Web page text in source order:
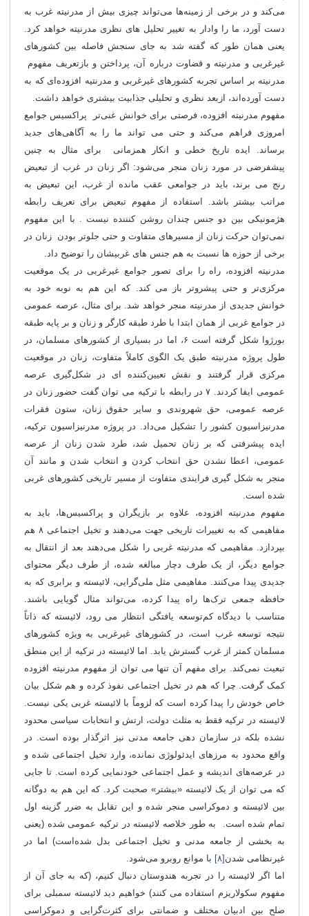
می‌کند و در برخی از زمینه‌ها می‌تواند چیزی بیش از مدرنیته غرب به
دست آورد، ما را وادار به تغییر تحلیل های نظری مدرنیته خواهد کرد.
یعنی همان طور که گفته شد به جای سنجش فاصله بین کشورهای
غیرغربی و مدرنیته و قضاوت درباره آن، پرداختن و بازتعریف مفهوم
مدرنیته بر اساس تجربه کشورهای غیرغربی و مدرنتیه افزوده‌ای که به
دست آورده‌اند، ازبعد نظری و تحلیلی جذابیت بیشتری خواهد داشت.
مفهوم مدرنیته افزوده، فرصتی برای خوانش غنی‌تر پراکسیس‌ جوامع
امروزی فراهم می‌کند و حتی می تواند ما را به آگاهی‌های جدید
برساند. ایده تاریخ خطی و انکار همزمانی برای مثال به چنین
پیشفرضی در مورد زنان منجر می‌شود: اگر زنان در غرب از تبعیض
رنج می برند، باید در جوامعی عقب مانده از غرب، این تبعیض به
مراتب بیشتر باشد. استفاده از مفهوم تبعیض برای تعریف رابطه
هژمونیکی بین دو جنس چندان روشن کنننده نیست . با این مفهوم
نمی‌توان حرکت زنان از مسیرهای متفاوت و حتی جلوتر بودن زنان در
برخی از حوزه ها نسبت به هم جنس های غربیشان را توضیح داد.
مدرنیته افزوده، راه را برای تصور جوامع غیرغربی در یک موقعیت
مرکزی‌تر و حتی پیشروتر باز می کند. که این هم به نوبه خود به
خوانش جدیدی از مدرنیته منجر خواهد شد. برای مثال، عرصه عمومی
در جوامع غربی از همان ابتدا با طرد طبقه کارگر و زنان و بر پایه طبقه
بورژوا شکل گرفته است ۶، اما در بسیاری از کشورهای مسلمان، در
طول پروژه مدرنیته طبق یک الگوی کاملاً متفاوت، زنان در موقعیت
مرکزی قرار گرفتند و نقش تعیین‌کننده ای در شکل‌گیری عرصه
عمومی ایفا کردند. ۷ در رابطه با ترکیه می توان گفت حضور زنان در
عرصه عمومی، حق شهروندی و سایر حقوق زنان، ستون فقرات
مدرنیزاسیون کشور را تشکیل می‌داد. در پروژه مدرنیزاسیون ترکیه،
ایده پیشرفتی که بر زنان تحمیل شد، طرد شدن زنان از عرصه
عمومی، اعطا نشدن حق انتخاب کردن و انتخاب شدن و مانند آن
منجر به شکل گیری فرایندی متفاوت از مسیر تاریخی کشورهای غربی
شده است.
مفهوم مدرنیته افزوده، علاوه بر بازیگران و پراکسیس‌ها، باید به
مفاهیمی که به تغییرات تاریخی جهت می‌دهند و تخیل اجتماعی ۸ هم
بپردازد. مفاهیمی که مدرنیته غربی را شکل می‌دهند بعد از انتقال به
جوامع دیگر، از یک طرف دچار مبالغه شده، از طرف دیگر محتوای
جدیدی پیدا میکنند. مفاهیمی مثل ملی‌گرایی، لائیسته و برابری که به
حافظه جمعی ترک‌ها راه پیدا کرده، می‌تواند مثال گویایی باشند.
متناسب با دیدگاه کم‌توسعه یافتگی انتظار می رود، لائیسته که ذاتاً
نتیجه توسعه غرب است، در کشورهای غیرغربی به ویژه کشورهای
مسلمان کمتر از غرب گسترش یابد. اما لائیسته در ترکیه از این منطق
تبعیت نمی‌کند. برای مفهم آن تنها می توان از مفهوم مدرنیته افزوده
کمک گرفت. چرا که هم در تخیل اجتماعی نفوذ کرده و هم شکل بیان
خاص خودش را پیدا کرده است که لزوماً با لائیسته غربی یکی نیست.
لائیسته در ترکیه فقط به مثلث دولت، ارتش و انتخابات سیاسی محدود
نشده بلکه در سازمان دهی جامعه مدنی نیز اثرگذار بوده است. در
واقع محدود به مرزهای ایدئولوژی نمانده، وارد تخیل اجتماعی شده و
در عرصه‌های اندیشه و عمل اجتماعی خودنمایی کرده است. تا جایی
که می توان از یک لائیسته «بیشتر» صحبت کرد. که این هم به دوگانه
بین لائیسته و دموکراسی منجر شده و این تقابل به ضرر گزینه اول
تمام شده است. به طور خلاصه لائیسته در ترکیه عمومی شده (یعنی
به بخشی از جامعه مدنی و تخیل اجتماعی بدل شده‌است) اما در
غیرنظامی شدن [۸] با موانع روبرو می‌شود.
اما اگر لائیسته را در تجربه هندوستان دنبال کنیم، (که به جای آن از
مفهوم سکولاریزم استفاده می کنند) خواهیم دید لائیسته سمبلی برای
صلح بین ادبیان مختلف و ضمانتی برای کثرت‌گرایی و دموکراسی